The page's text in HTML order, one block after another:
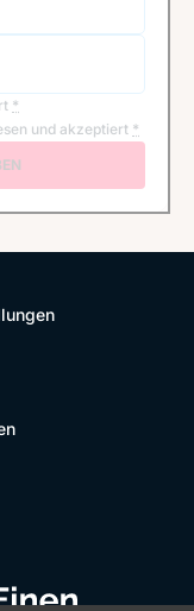
*
und akzeptiert *